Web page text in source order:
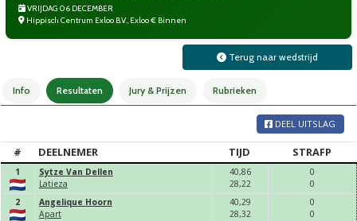
VRIJDAG 06 DECEMBER
Hippisch Centrum Exloo B.V., Exloo € Binnen
Terug naar wedstrijd
Info Resultaten Jury & Prijzen Rubrieken
DEEL UITSLAG
# DEELNEMER TIJD STRAFP
1
Sytze Van Dellen
Latieza
40,86
28,22
0
0
2
Angelique Hoorn
Apart
40,29
28,32
0
0